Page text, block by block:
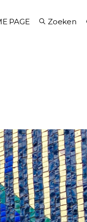
PAGE Zoeken